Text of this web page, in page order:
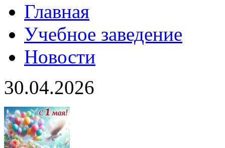
Главная
Учебное заведение
Новости
30.04.2026